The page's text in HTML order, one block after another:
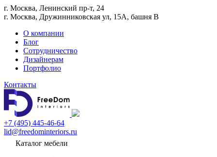
г. Москва, Ленинский пр-т, 24
г. Москва, Дружинниковская ул, 15А, башня В
О компании
Блог
Сотрудничество
Дизайнерам
Портфолио
Контакты
+7 (495) 445-46-64
lid@freedominteriors.ru
Каталог мебели